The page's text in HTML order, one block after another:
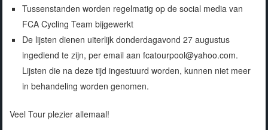
Tussenstanden worden regelmatig op de social media van
FCA Cycling Team bijgewerkt
De lijsten dienen uiterlijk donderdagavond 27 augustus
ingediend te zijn, per email aan fcatourpool@yahoo.com.
Lijsten die na deze tijd ingestuurd worden, kunnen niet meer
in behandeling worden genomen.
Veel Tour plezier allemaal!